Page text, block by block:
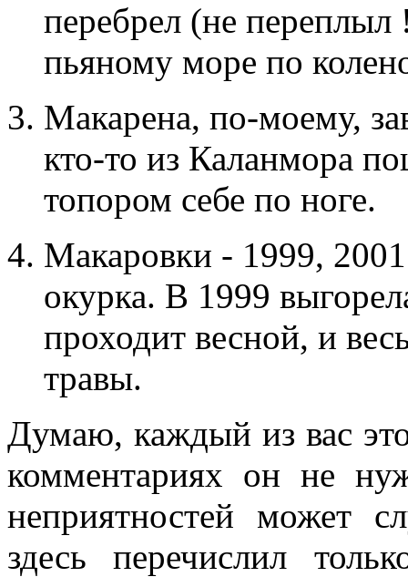
перебрел (не
пьяному море по
Макарена, по-моему,
кто-то из Каланмора
топором себе по ноге.
Макаровки - 1999,
окурка. В 1999
проходит весной, и
травы.
Думаю, каждый из вас
комментариях он не
неприятностей может
здесь перечислил